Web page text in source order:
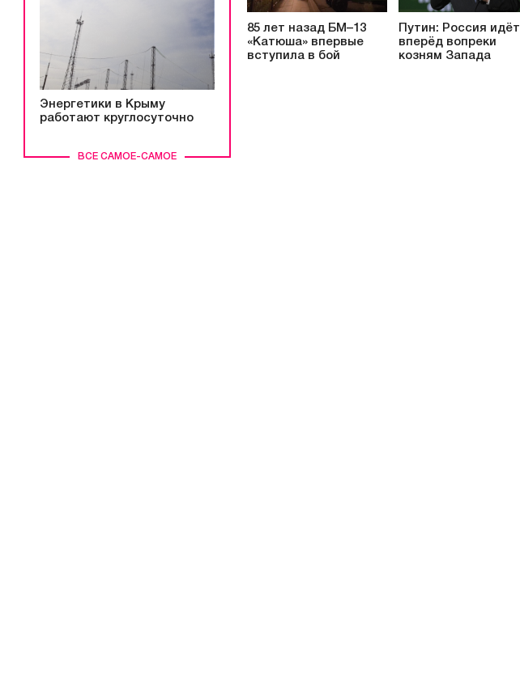
ВСЕ САМОЕ-САМОЕ
Энергетики в Крыму
работают круглосуточно
85 лет назад БМ–13
«Катюша» впервые
вступила в бой
Путин: Россия идёт
вперёд вопреки
козням Запада